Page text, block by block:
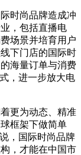
时尚品牌造成冲
，包括直播电
场景并培育用户
下门店的国际时
海量订单与消费
，进一步放大电
更为动态、精准
框架下做简单
，国际时尚品牌
，才能在中国市